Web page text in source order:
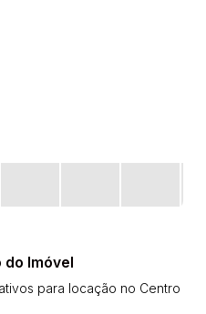
do Imóvel
para locação no Centro